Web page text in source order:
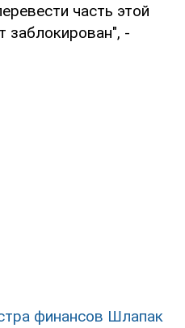
часть этой
заблокирован", -
финансов Шлапак